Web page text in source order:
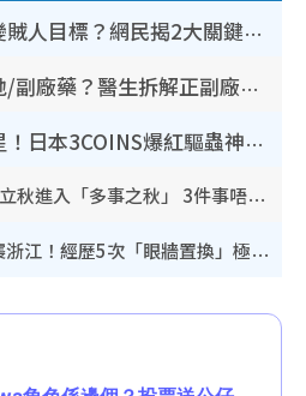
裝修拆鐵閘隨時變賊人目標？網民揭2大關鍵用途：裝新式等於白裝？附新舊鐵閘分別
網傳公院改用內地/副廠藥？醫生拆解正副廠分別 揭4類人換藥隨時出事
怕蟲人士夏日救星！日本3COINS爆紅驅蟲神器$45起 1招「全程免觸碰」輕鬆搞定小強
立秋2026｜8月7日立秋進入「多事之秋」 3件事唔做得！專家教6招開運 清枱頭／銀包納氣接好運
颱風白海豚料周日襲浙江！經歷5次「眼牆置換」極罕見 成登陸內地最長途颱風